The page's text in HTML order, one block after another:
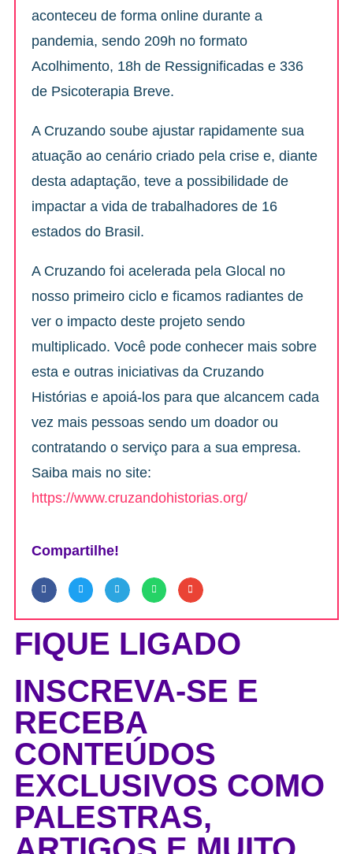
aconteceu de forma online durante a
pandemia, sendo 209h no formato
Acolhimento, 18h de Ressignificadas e 336
de Psicoterapia Breve.
A Cruzando soube ajustar rapidamente sua
atuação ao cenário criado pela crise e, diante
desta adaptação, teve a possibilidade de
impactar a vida de trabalhadores de 16
estados do Brasil.
A Cruzando foi acelerada pela Glocal no
nosso primeiro ciclo e ficamos radiantes de
ver o impacto deste projeto sendo
multiplicado. Você pode conhecer mais sobre
esta e outras iniciativas da Cruzando
Histórias e apoiá-los para que alcancem cada
vez mais pessoas sendo um doador ou
contratando o serviço para a sua empresa.
Saiba mais no site:
https://www.cruzandohistorias.org/
Compartilhe!
FIQUE LIGADO
INSCREVA-SE E
RECEBA
CONTEÚDOS
EXCLUSIVOS COMO
PALESTRAS,